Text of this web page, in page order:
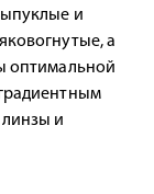
и
а
оптимальной
и